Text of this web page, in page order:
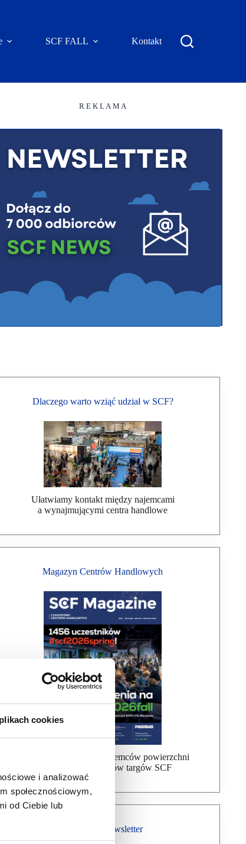
cookies
i analizować
społecznościowym,
od Ciebie lub
SCF FALL Kontakt
R E K L A M A
Dlaczego warto wziąć udział w SCF?
Ułatwiamy kontakt między najemcami
a wynajmującymi centra handlowe
Magazyn Centrów Handlowych
Bezpłatna wysyłka dla najemców powierzchni
handlowej, uczestników targów SCF
Bezpłatny Newsletter